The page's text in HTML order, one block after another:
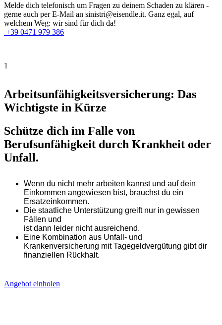
Melde dich telefonisch um Fragen zu deinem Schaden zu klären -
gerne auch per E-Mail an sinistri@eisendle.it. Ganz egal, auf
welchem Weg: wir sind für dich da!
+39 0471 979 386
1
Arbeitsunfähigkeitsversicherung: Das
Wichtigste in Kürze
Schütze dich im Falle von
Berufsunfähigkeit durch Krankheit oder
Unfall.
Wenn du nicht mehr arbeiten kannst und auf dein
Einkommen angewiesen bist, brauchst du ein
Ersatzeinkommen.
Die staatliche Unterstützung greift nur in gewissen
Fällen und
ist dann leider nicht ausreichend.
Eine Kombination aus Unfall- und
Krankenversicherung mit Tagegeldvergütung gibt dir
finanziellen Rückhalt.
Angebot einholen